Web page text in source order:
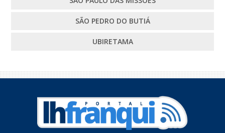
SÃO PEDRO DO BUTIÁ
UBIRETAMA